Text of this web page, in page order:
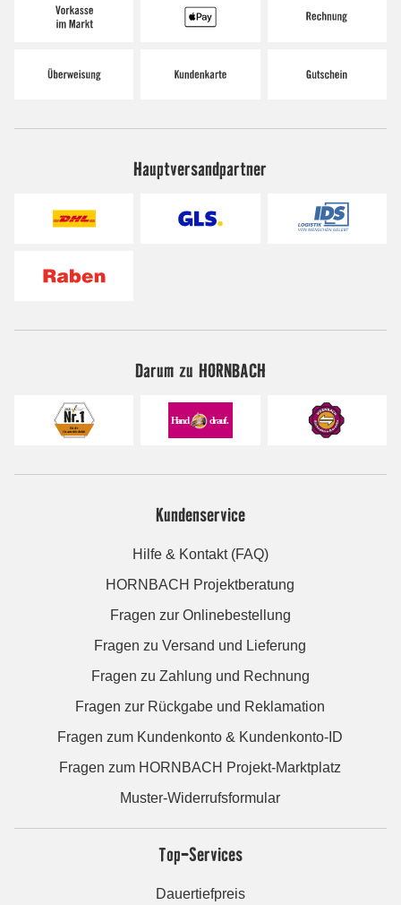
Hauptversandpartner
Darum zu HORNBACH
Kundenservice
Hilfe & Kontakt (FAQ)
HORNBACH Projektberatung
Fragen zur Onlinebestellung
Fragen zu Versand und Lieferung
Fragen zu Zahlung und Rechnung
Fragen zur Rückgabe und Reklamation
Fragen zum Kundenkonto & Kundenkonto-ID
Fragen zum HORNBACH Projekt-Marktplatz
Muster-Widerrufsformular
Top-Services
Dauertiefpreis